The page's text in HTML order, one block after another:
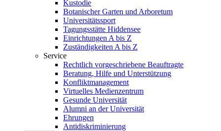
Kustodie
Botanischer Garten und Arboretum
Universitätssport
Tagungsstätte Hiddensee
Einrichtungen A bis Z
Zuständigkeiten A bis Z
Service
Rechtlich vorgeschriebene Beauftragte
Beratung, Hilfe und Unterstützung
Konfliktmanagement
Virtuelles Medienzentrum
Gesunde Universität
Alumni an der Universität
Ehrungen
Antidiskriminierung